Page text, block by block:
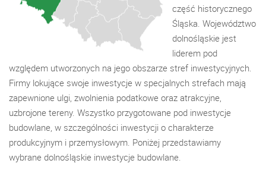
część historycznego
Śląska. Województwo
dolnośląskie jest
liderem pod
względem utworzonych na jego obszarze stref inwestycyjnych.
Firmy lokujące swoje inwestycje w specjalnych strefach mają
zapewnione ulgi, zwolnienia podatkowe oraz atrakcyjne,
uzbrojone tereny. Wszystko przygotowane pod inwestycje
budowlane, w szczególności inwestycji o charakterze
produkcyjnym i przemysłowym. Poniżej przedstawiamy
wybrane dolnośląskie inwestycje budowlane.